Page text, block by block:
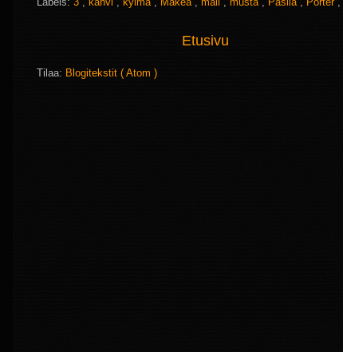
Etusivu
Tilaa: Blogitekstit ( Atom )